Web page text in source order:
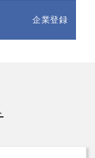
企業登録